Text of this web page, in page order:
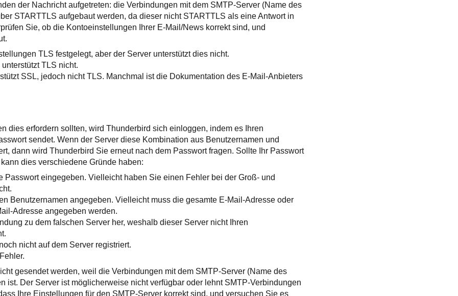
der Nachricht aufgetreten: die Verbindungen mit dem SMTP-Server (Name des
STARTTLS aufgebaut werden, da dieser nicht STARTTLS als eine Antwort in
Sie, ob die Kontoeinstellungen Ihrer E-Mail/News korrekt sind, und
TLS festgelegt, aber der Server unterstützt dies nicht.
TLS nicht.
SSL, jedoch nicht TLS. Manchmal ist die Dokumentation des E-Mail-Anbieters
dies erfordern sollten, wird Thunderbird sich einloggen, indem es Ihren
sendet. Wenn der Server diese Kombination aus Benutzernamen und
dann wird Thunderbird Sie erneut nach dem Passwort fragen. Sollte Ihr Passwort
dies verschiedene Gründe haben:
Passwort eingegeben. Vielleicht haben Sie einen Fehler bei der Groß- und
Benutzernamen angegeben. Vielleicht muss die gesamte E-Mail-Adresse oder
Adresse angegeben werden.
zu dem falschen Server her, weshalb dieser Server nicht Ihren
nicht auf dem Server registriert.
gesendet werden, weil die Verbindungen mit dem SMTP-Server (Name des
ist. Der Server ist möglicherweise nicht verfügbar oder lehnt SMTP-Verbindungen
Ihre Einstellungen für den SMTP-Server korrekt sind, und versuchen Sie es